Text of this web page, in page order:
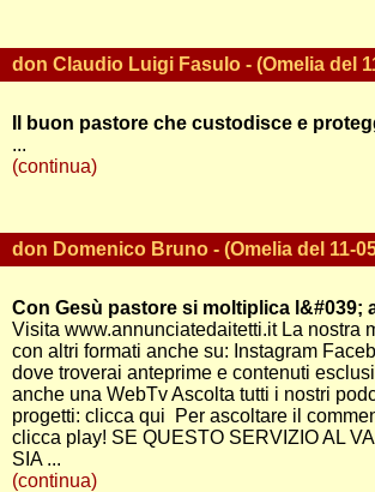
don Claudio Luigi Fasulo - (Omelia del
Il buon pastore che custodisce e
...
(continua)
don Domenico Bruno - (Omelia del 11-
Con Gesù pastore si moltiplica l&#039;
Visita www.annunciatedaitetti.it La nostra
con altri formati anche su: Instagram
dove troverai anteprime e contenuti
anche una WebTv Ascolta tutti i nostri
progetti: clicca qui Per ascoltare il
clicca play! SE QUESTO SERVIZIO AL
SIA ...
(continua)